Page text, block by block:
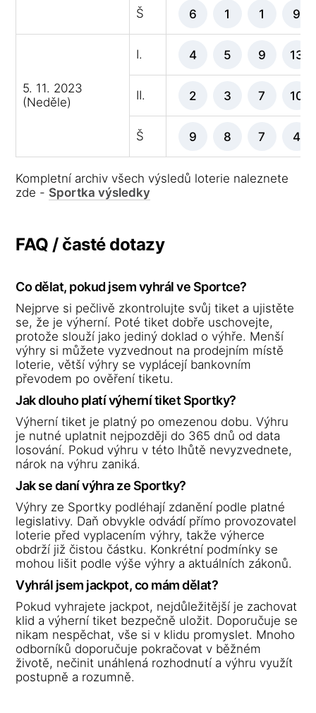
Š 6 1 1 9
5. 11. 2023
(Neděle)
I. 4 5 9 13
II. 2 3 7 10
Š 9 8 7 4
Kompletní archiv všech výsledů loterie naleznete
zde - Sportka výsledky
FAQ / časté dotazy
Co dělat, pokud jsem vyhrál ve Sportce?
Nejprve si pečlivě zkontrolujte svůj tiket a ujistěte
se, že je výherní. Poté tiket dobře uschovejte,
protože slouží jako jediný doklad o výhře. Menší
výhry si můžete vyzvednout na prodejním místě
loterie, větší výhry se vyplácejí bankovním
převodem po ověření tiketu.
Jak dlouho platí výherní tiket Sportky?
Výherní tiket je platný po omezenou dobu. Výhru
je nutné uplatnit nejpozději do 365 dnů od data
losování. Pokud výhru v této lhůtě nevyzvednete,
nárok na výhru zaniká.
Jak se daní výhra ze Sportky?
Výhry ze Sportky podléhají zdanění podle platné
legislativy. Daň obvykle odvádí přímo provozovatel
loterie před vyplacením výhry, takže výherce
obdrží již čistou částku. Konkrétní podmínky se
mohou lišit podle výše výhry a aktuálních zákonů.
Vyhrál jsem jackpot, co mám dělat?
Pokud vyhrajete jackpot, nejdůležitější je zachovat
klid a výherní tiket bezpečně uložit. Doporučuje se
nikam nespěchat, vše si v klidu promyslet. Mnoho
odborníků doporučuje pokračovat v běžném
životě, nečinit unáhlená rozhodnutí a výhru využít
postupně a rozumně.